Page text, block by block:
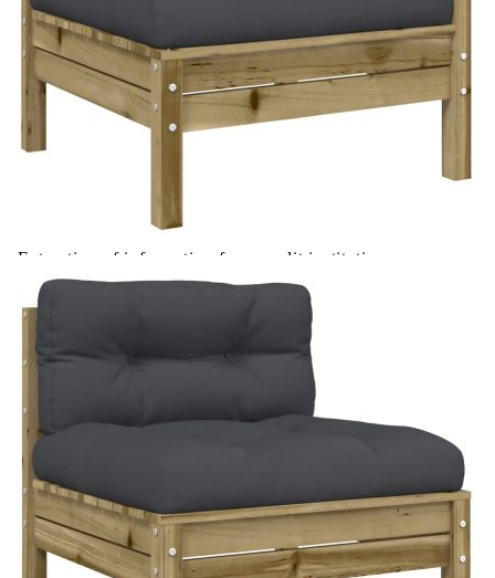
Материал на калъфа:
Размери на възглавницата за
седалката:
60 x 60 x 12 см (Д х Ш x Деб)
Товароносимост (на седалка): 110 кг
Купи на изплащане
Credit calculator
Please select credit institution
Extraction of information from credit institutions
Предоставената таблица е с информационна цел.
Добавете продукта в количката си с бутона "Добави в
количката" и при поръчка ще можете да изберете броя
вноски на кредита.
Acest tabel are caracter informativ. Adăugați produsul în
coșul de cumpărături unde veți putea selecta detaliile
cererii de creditare.
Предоставената таблица е с информационна цел.
Добавете продукта в количката си с бутона "Добави в
количката" и при поръчка ще можете да изберете броя
вноски на кредита.